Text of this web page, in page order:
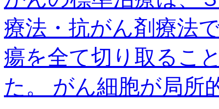
療法・抗がん剤療法
瘍を全て切り取るこ
た。 がん細胞が局所